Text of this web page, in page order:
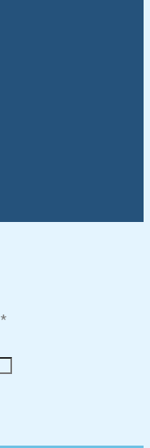
*Erforderlich